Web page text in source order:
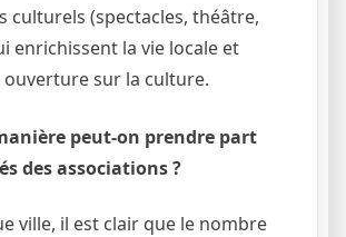
culturels (spectacles, théâtre,
enrichissent la vie locale et
sur la culture.
peut-on prendre part
des associations ?
ville, il est clair que le nombre